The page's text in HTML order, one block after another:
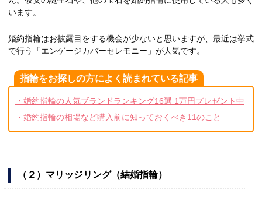
います。
婚約指輪はお披露目をする機会が少ないと思いますが、最近は挙式
で行う「エンゲージカバーセレモニー」が人気です。
指輪をお探しの方によく読まれている記事
・婚約指輪の人気ブランドランキング16選 1万円プレゼント中
・婚約指輪の相場など購入前に知っておくべき11のこと
（２）マリッジリング（結婚指輪）